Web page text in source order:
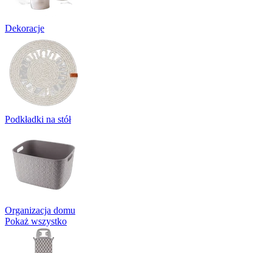
Dekoracje
Podkładki na stół
Organizacja domu
Pokaż wszystko